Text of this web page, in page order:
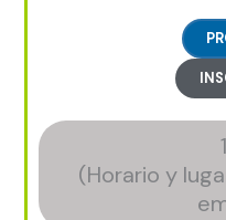
(Horario y